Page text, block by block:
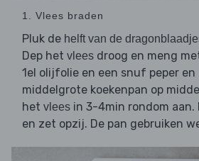
1. Vlees braden
Pluk de helft van de
Dep het vlees droog en meng
1el olijfolie en een snuf peper
middelgrote koekenpan op
het vlees in 3-4min rondom aan.
en zet opzij. De pan gebruiken